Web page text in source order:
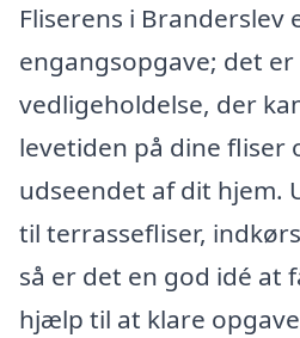
Fliserens i Branderslev
engangsopgave; det
vedligeholdelse, der
levetiden på dine fliser
udseendet af dit hjem.
til terrassefliser,
så er det en god idé at
hjælp til at klare